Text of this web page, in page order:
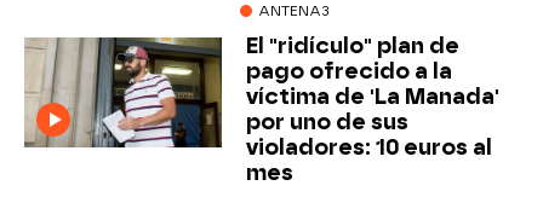
ANTENA3
El "ridículo" plan de
pago ofrecido a la
víctima de 'La Manada'
por uno de sus
violadores: 10 euros al
mes